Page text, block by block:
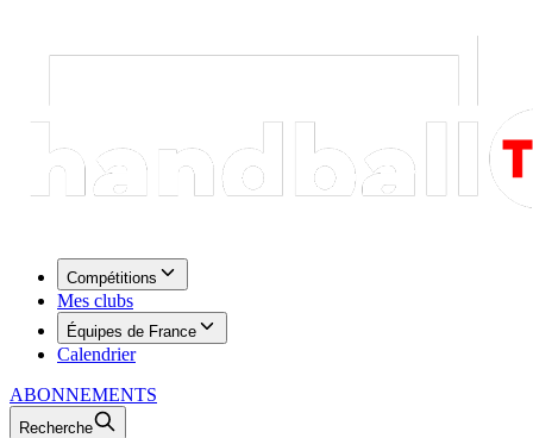
Compétitions
Mes clubs
Équipes de France
Calendrier
ABONNEMENTS
Recherche